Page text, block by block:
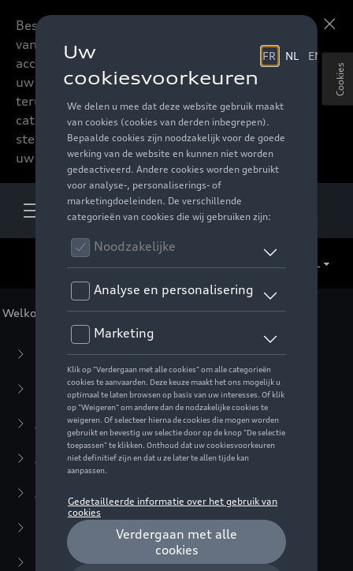
Beste accessoires-lovers,
vanaf nu kan u het hele
accessoire assortiment van
uw favoriete merk
terugvinden in de online
catalogus. Deze kunnen
steeds besteld worden via
uw verdeler.
Welkom Voor u >CUPRA > Essentials Collectie
Business Collectie(59)
Casual Collectie(57)
Active Collectie(30)
Audi Sport Collectie(63)
ADUI collectie
F1 Collectie (76)
Miniaturen(22)
Cookies